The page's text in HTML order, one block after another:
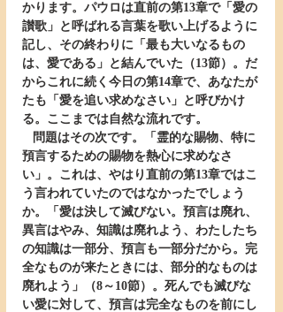
かります。パウロは直前の第13章で「愛の
讃歌」と呼ばれる言葉を歌い上げるように
記し、その終わりに「最も大いなるもの
は、愛である」と結んでいた（13節）。だ
からこれに続く今日の第14章で、あなたが
たも「愛を追い求めなさい」と呼びかけ
る。ここまでは自然な流れです。
預言するための賜物を熱心に求めなさ
い」。これは、やはり直前の第13章ではこ
う言われていたのではなかったでしょう
か。「愛は決して滅びない。預言は廃れ、
異言はやみ、知識は廃れよう、わたしたち
の知識は一部分、預言も一部分だから。完
全なものが来たときには、部分的なものは
廃れよう」（8～10節）。死んでも滅びな
い愛に対して、預言は完全なものを前にし